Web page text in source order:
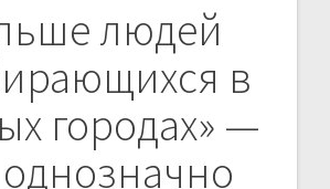
людей
в
городах» —